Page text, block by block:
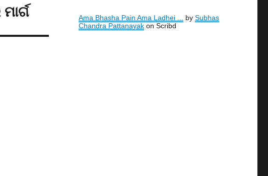
Ama Bhasha Pain Ama Ladhei ... by Subhas
Chandra Pattanayakon Scribd